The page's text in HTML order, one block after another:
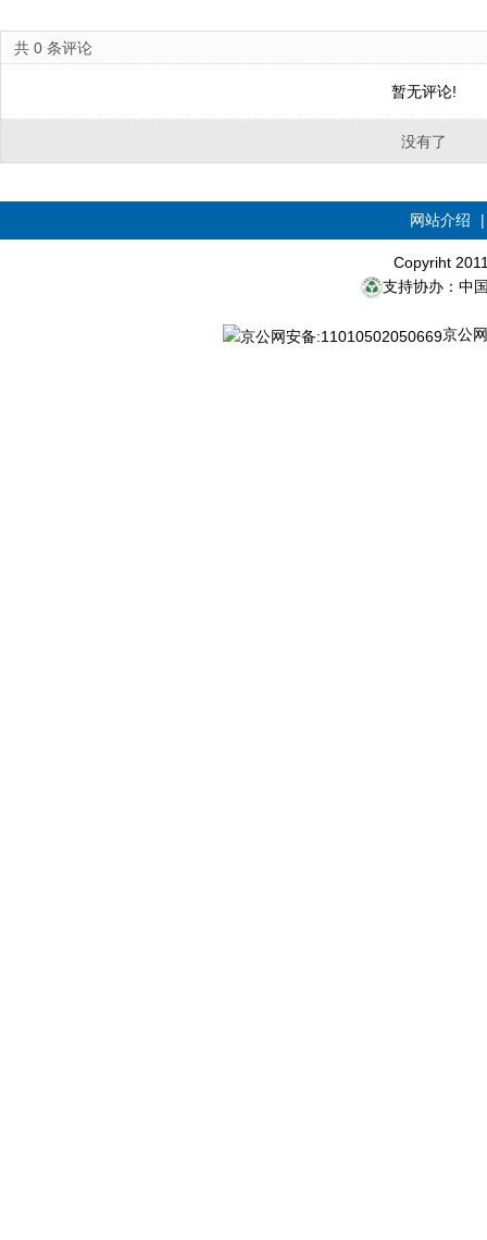
共 0 条评论
暂无评论!
没有了
网站介绍
Copyriht
支持协办：中
京公